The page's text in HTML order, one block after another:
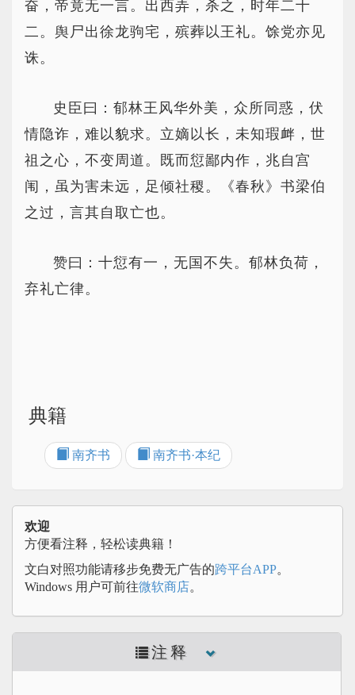
奋，帝竟无一言。出西弄，杀之，时年二十
二。舆尸出徐龙驹宅，殡葬以王礼。馀党亦见
诛。
史臣曰：郁林王风华外美，众所同惑，伏
情隐诈，难以貌求。立嫡以长，未知瑕衅，世
祖之心，不变周道。既而愆鄙内作，兆自宫
闱，虽为害未远，足倾社稷。《春秋》书梁伯
之过，言其自取亡也。
赞曰：十愆有一，无国不失。郁林负荷，
弃礼亡律。
典籍
南齐书 南齐书·本纪
欢迎
方便看注释，轻松读典籍！
文白对照功能请移步免费无广告的跨平台APP。
Windows 用户可前往微软商店。
注释